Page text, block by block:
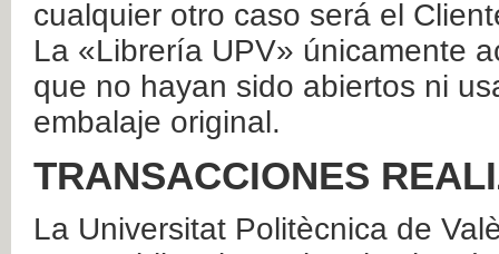
cualquier otro caso será el
La «Librería UPV» únicamente
que no hayan sido abiertos ni
embalaje original.
TRANSACCIONES
La Universitat Politècnica de